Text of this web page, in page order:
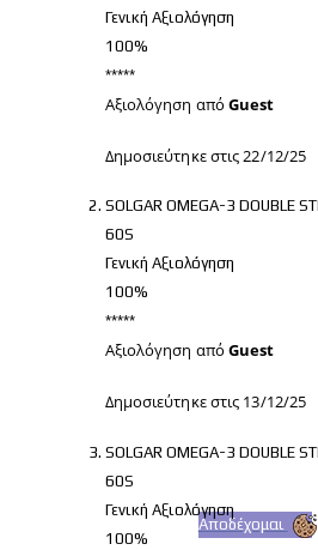
Αποδέχομαι
Γενική Αξιολόγηση
100%
*****
Αξιολόγηση από Guest
Δημοσιεύτηκε στις22/12/25
SOLGAR OMEGA-3 DOUBLE
60S
Γενική Αξιολόγηση
100%
*****
Αξιολόγηση από Guest
Δημοσιεύτηκε στις 13/12/25
SOLGAR OMEGA-3 DOUBLE
60S
Γενική Αξιολόγηση
100%